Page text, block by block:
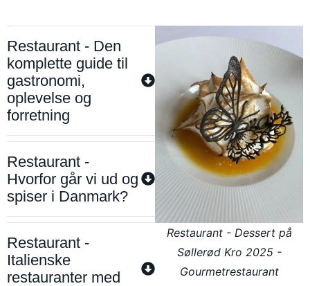
Restaurant - Den
komplette guide til
gastronomi,
oplevelse og
forretning
Restaurant -
Hvorfor går vi ud og
spiser i Danmark?
Restaurant -
Italienske
restauranter med
Restaurant - Dessert på
Søllerød Kro 2025 -
Gourmetrestaurant